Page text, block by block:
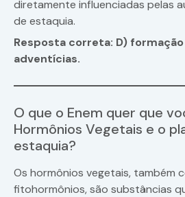
diretamente influenciadas pelas
de estaquia.
Resposta correta: D)
adventícias.
O que o Enem quer que
Hormônios Vegetais e o
estaquia?
Os hormônios vegetais, também
fitohormônios, são substâncias